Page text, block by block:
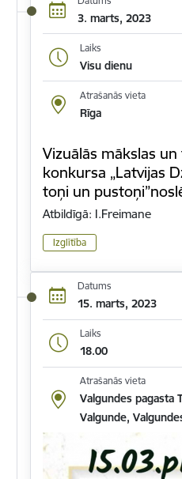
3. marts, 2023
Laiks
Visu dienu
Atrašanās vieta
Rīga
Vizuālās mākslas
konkursa „Latvijas
toņi un
Atbildīgā: I.Freimane
Izglītība
Datums
15. marts, 2023
Laiks
18.00
Atrašanās vieta
Valgundes pagasta
Valgunde,